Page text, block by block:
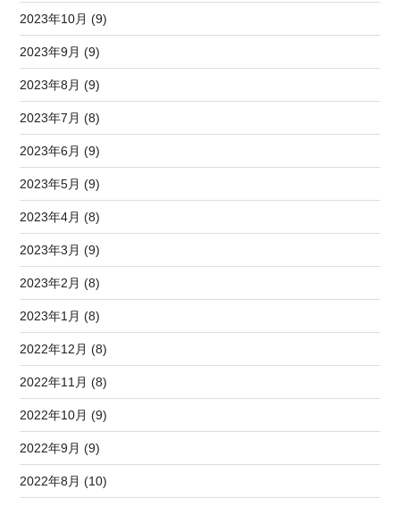
2023年10月 (9)
2023年9月 (9)
2023年8月 (9)
2023年7月 (8)
2023年6月 (9)
2023年5月 (9)
2023年4月 (8)
2023年3月 (9)
2023年2月 (8)
2023年1月 (8)
2022年12月 (8)
2022年11月 (8)
2022年10月 (9)
2022年9月 (9)
2022年8月 (10)